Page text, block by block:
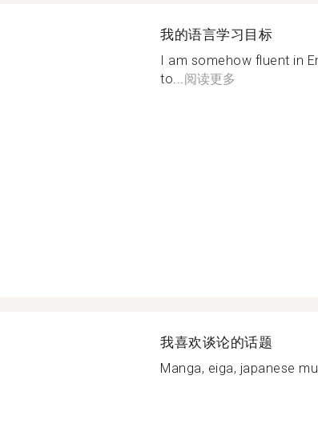
我的语言学习目标
I am somehow fluent in
to...阅读更多
我喜欢谈论的话题
Manga, eiga, japanese